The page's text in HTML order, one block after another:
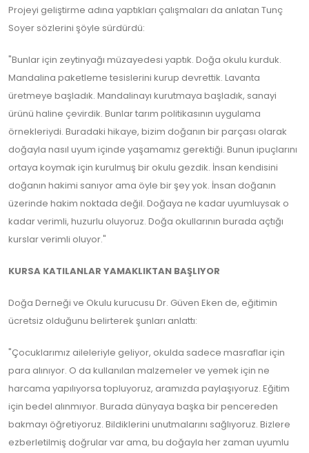
Projeyi geliştirme adına yaptıkları çalışmaları da anlatan Tunç
Soyer sözlerini şöyle sürdürdü:
"Bunlar için zeytinyağı müzayedesi yaptık. Doğa okulu kurduk.
Mandalina paketleme tesislerini kurup devrettik. Lavanta
üretmeye başladık. Mandalinayı kurutmaya başladık, sanayi
ürünü haline çevirdik. Bunlar tarım politikasının uygulama
örnekleriydi. Buradaki hikaye, bizim doğanın bir parçası olarak
doğayla nasıl uyum içinde yaşamamız gerektiği. Bunun ipuçlarını
ortaya koymak için kurulmuş bir okulu gezdik. İnsan kendisini
doğanın hakimi sanıyor ama öyle bir şey yok. İnsan doğanın
üzerinde hakim noktada değil. Doğaya ne kadar uyumluysak o
kadar verimli, huzurlu oluyoruz. Doğa okullarının burada açtığı
kurslar verimli oluyor."
KURSA KATILANLAR YAMAKLIKTAN BAŞLIYOR
Doğa Derneği ve Okulu kurucusu Dr. Güven Eken de, eğitimin
ücretsiz olduğunu belirterek şunları anlattı:
"Çocuklarımız aileleriyle geliyor, okulda sadece masraflar için
para alınıyor. O da kullanılan malzemeler ve yemek için ne
harcama yapılıyorsa topluyoruz, aramızda paylaşıyoruz. Eğitim
için bedel alınmıyor. Burada dünyaya başka bir pencereden
bakmayı öğretiyoruz. Bildiklerini unutmalarını sağlıyoruz. Bizlere
ezberletilmiş doğrular var ama, bu doğayla her zaman uyumlu